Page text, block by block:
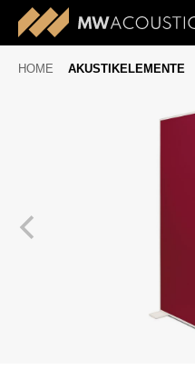
HOME AKUSTIKELEMENTE